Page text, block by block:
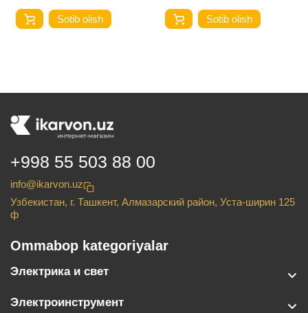
Sotib olish Sotib olish
+998 55 503 88 00
info@ikarvon.uz
Узбекистан, г. Ташкент, Алмазарский район, Уста-ширин 125
ф
Ommabop kategoriyalar
Электрика и свет
Электроинструмент